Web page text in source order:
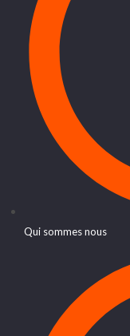
Qui sommes nous